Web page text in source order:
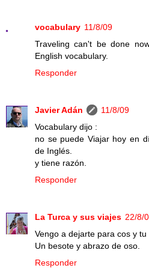
vocabulary 11/8/09
Traveling can't be done
English vocabulary.
Responder
Javier Adán
11/8/09
Vocabulary dijo :
no se puede Viajar hoy en
de Inglés.
y tiene razón.
Responder
La Turca y sus viajes 22/8/
Vengo a dejarte para cos y
Un besote y abrazo de oso.
Responder